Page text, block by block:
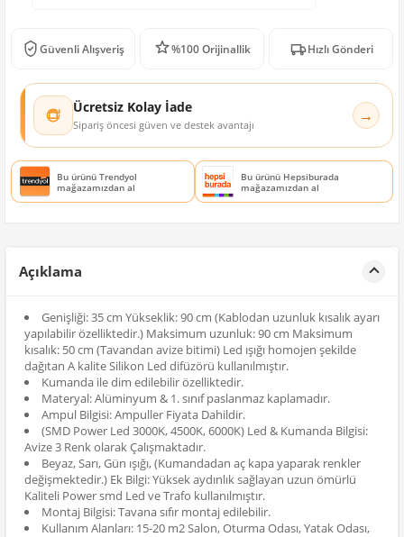
Güvenli Alışveriş %100 Orijinallik Hızlı Gönderi
Ücretsiz Kolay İade
Sipariş öncesi güven ve destek avantajı →
Bu ürünü Trendyol
mağazamızdan al
Bu ürünü Hepsiburada
mağazamızdan al
Açıklama
Genişliği: 35 cm Yükseklik: 90 cm (Kablodan uzunluk kısalık ayarı
yapılabilir özelliktedir.) Maksimum uzunluk: 90 cm Maksimum
kısalık: 50 cm (Tavandan avize bitimi) Led ışığı homojen şekilde
dağıtan A kalite Silikon Led difüzörü kullanılmıştır.
Kumanda ile dim edilebilir özelliktedir.
Materyal: Alüminyum & 1. sınıf paslanmaz kaplamadır.
Ampul Bilgisi: Ampuller Fiyata Dahildir.
(SMD Power Led 3000K, 4500K, 6000K) Led & Kumanda Bilgisi:
Avize 3 Renk olarak Çalışmaktadır.
Beyaz, Sarı, Gün ışığı, (Kumandadan aç kapa yaparak renkler
değişmektedir.) Ek Bilgi: Yüksek aydınlık sağlayan uzun ömürlü
Kaliteli Power smd Led ve Trafo kullanılmıştır.
Montaj Bilgisi: Tavana sıfır montaj edilebilir.
Kullanım Alanları: 15-20 m2 Salon, Oturma Odası, Yatak Odası,